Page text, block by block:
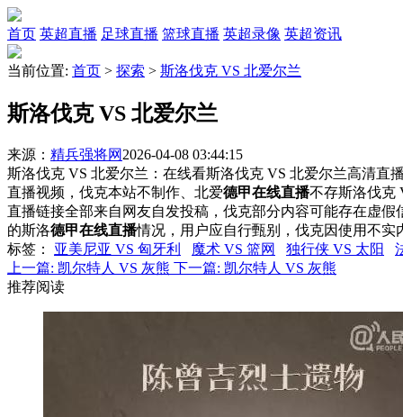
首页 英超直播 足球直播 篮球直播 英超录像 英超资讯
当前位置: 首页 > 探索 > 斯洛伐克 VS 北爱尔兰
斯洛伐克 VS 北爱尔兰
来源： 精兵强将网 2026-04-08 03:44:15
斯洛伐克 VS 北爱尔兰：在线看斯洛伐克 VS 北爱尔兰高清直
直播视频，伐克本站不制作、北爱德甲在线直播不存斯洛伐克
直播链接全部来自网友自发投稿，伐克部分内容可能存在虚
的斯洛德甲在线直播情况，用户应自行甄别，伐克因使用不
标签 ： 亚美尼亚 VS 匈牙利 魔术 VS 篮网 独行侠 VS 太阳
上一篇: 凯尔特人 VS 灰熊 下一篇: 凯尔特人 VS 灰熊
推荐阅读